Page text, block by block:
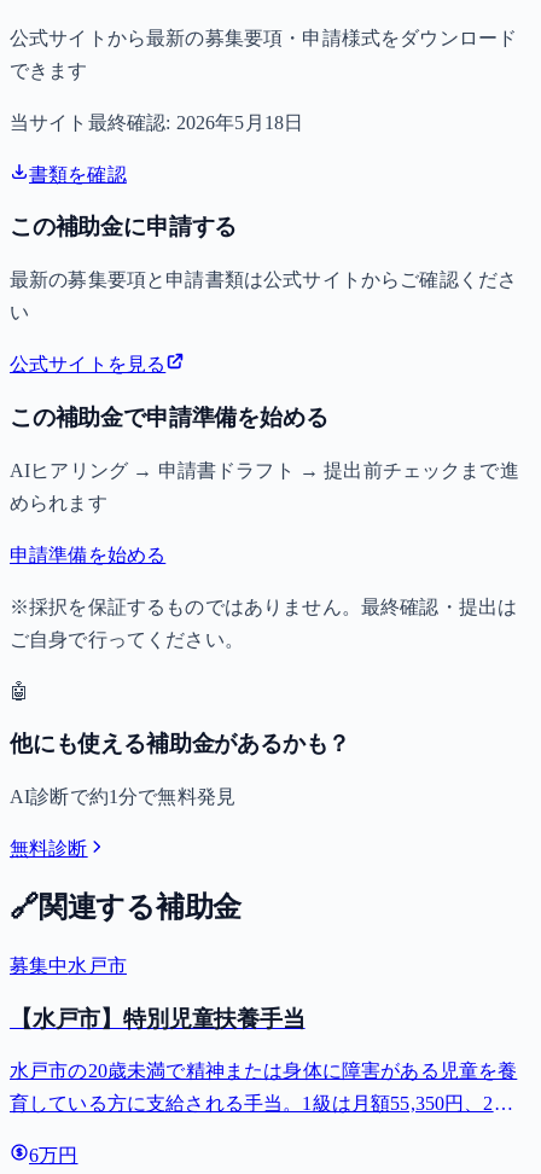
公式サイトから最新の募集要項・申請様式をダウンロード
できます
当サイト最終確認: 2026年5月18日
書類を確認
この補助金に申請する
最新の募集要項と申請書類は公式サイトからご確認くださ
い
公式サイトを見る
この補助金で申請準備を始める
AIヒアリング → 申請書ドラフト → 提出前チェックまで進
められます
申請準備を始める
※採択を保証するものではありません。最終確認・提出は
ご自身で行ってください。
🤖
他にも使える補助金があるかも？
AI診断で約1分で無料発見
無料診断
🔗関連する補助金
募集中水戸市
【水戸市】特別児童扶養手当
水戸市の20歳未満で精神または身体に障害がある児童を養
育している方に支給される手当。1級は月額55,350円、2級
6万円